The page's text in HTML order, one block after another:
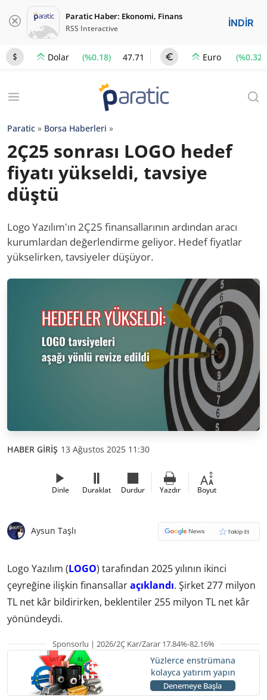
Paratic Haber: Ekonomi, Finans
RSS Interactive İNDİR
Dolar (%0.18) 47.71 Euro (%0.32)
Paratic » Borsa Haberleri »
2Ç25 sonrası LOGO hedef
fiyatı yükseldi, tavsiye
düştü
Logo Yazılım'ın 2Ç25 finansallarının ardından aracı
kurumlardan değerlendirme geliyor. Hedef fiyatlar
yükselirken, tavsiyeler düşüyor.
HABER GİRİŞ 13 Ağustos 2025 11:30
Dinle Duraklat Durdur Yazdır Boyut
Aysun Taşlı
Logo Yazılım (LOGO) tarafından 2025 yılının ikinci
çeyreğine ilişkin finansallaraçıklandı. Şirket 277 milyon
TL net kâr bildirirken, beklentiler 255 milyon TL net kâr
yönündeydi.
Sponsorlu | 2026/2Ç Kar/Zarar 17.84%-82.16%
Yüzlerce enstrümana
kolayca yatırım yapın
Denemeye Başla